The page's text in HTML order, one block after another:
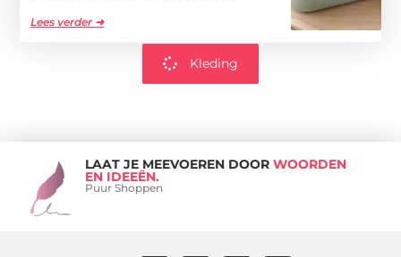
Lees verder ➜
Kleding
LAAT JE MEEVOEREN DOOR WOORDEN
EN IDEEËN.
Puur Shoppen